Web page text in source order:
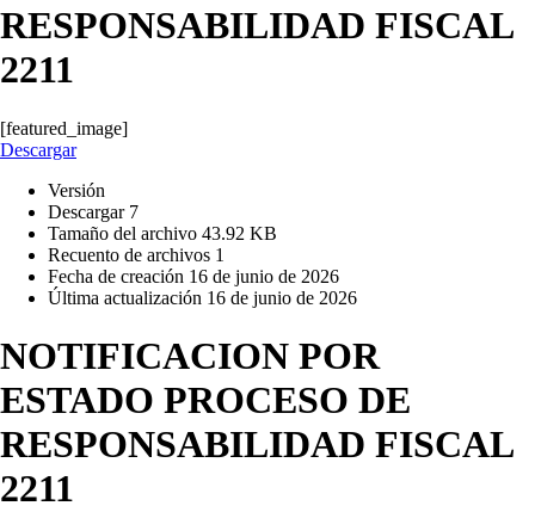
RESPONSABILIDAD FISCAL
2211
[featured_image]
Descargar
Versión
Descargar 7
Tamaño del archivo 43.92 KB
Recuento de archivos 1
Fecha de creación 16 de junio de 2026
Última actualización 16 de junio de 2026
NOTIFICACION POR
ESTADO PROCESO DE
RESPONSABILIDAD FISCAL
2211